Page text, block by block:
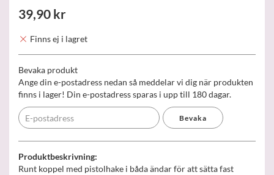
39,90 kr
Finns ej i lagret
Bevaka produkt
Ange din e-postadress nedan så meddelar vi dig när produkten
finns i lager! Din e-postadress sparas i upp till 180 dagar.
Bevaka
Produktbeskrivning:
Runt koppel med pistolhake i båda ändar för att sätta fast